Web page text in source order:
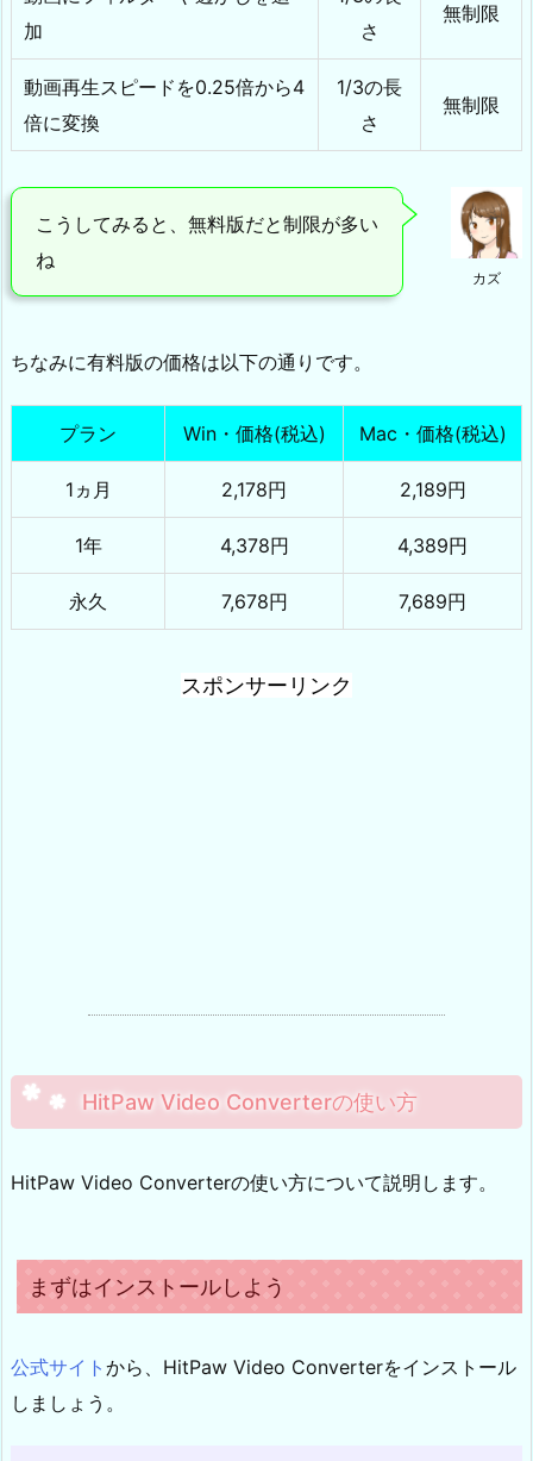
加
さ
無制限
動画再生スピードを0.25倍から4
倍に変換
1/3の長
さ
無制限
カズ
こうしてみると、無料版だと制限が多い
ね
ちなみに有料版の価格は以下の通りです。
プラン Win・価格(税込) Mac・価格(税込)
1ヵ月 2,178円 2,189円
1年 4,378円 4,389円
永久 7,678円 7,689円
スポンサーリンク
HitPaw Video Converterの使い方
HitPaw Video Converterの使い方について説明します。
まずはインストールしよう
公式サイト から、HitPaw Video Converterをインストール
しましょう。